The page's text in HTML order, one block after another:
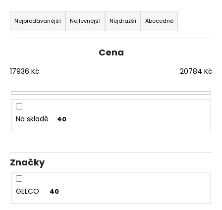
Ř
a
z
í
p
r
o
d
k
t
ů
Nejprodávanější Nejlevnější Nejdražší Abecedně
Cena
17936 Kč 20784 Kč
Na skladě 40
Značky
GELCO 40
HLEDAT
o
p
o
u
u
j
m
e